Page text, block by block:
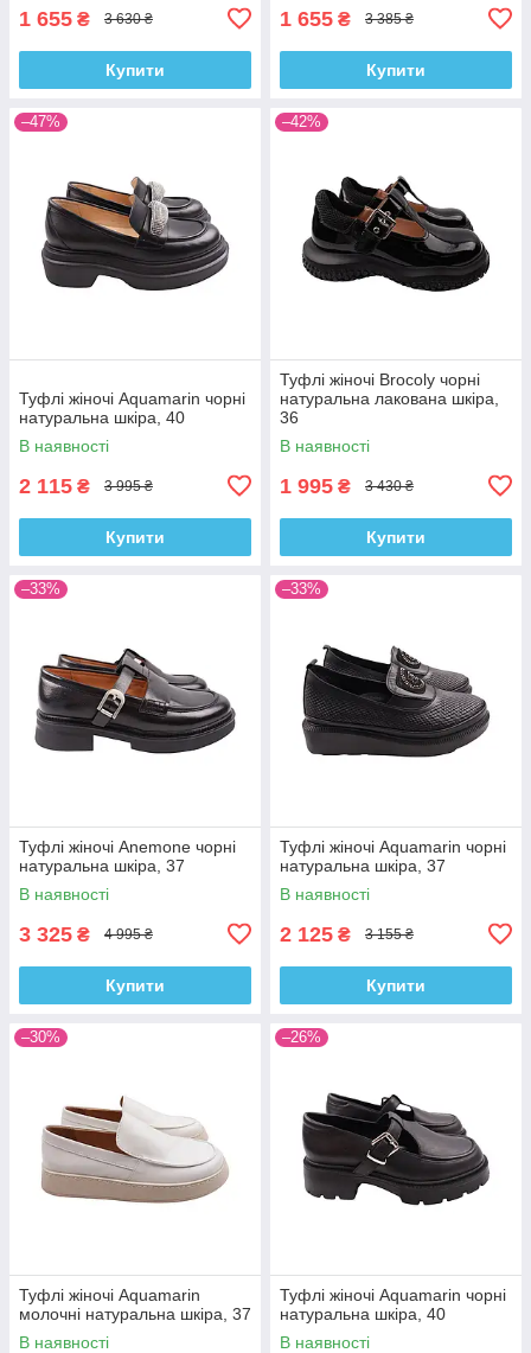
1 655 ₴ 3 630 ₴
Купити
1 655 ₴ 3 385 ₴
Купити
–47%
Туфлі жіночі Aquamarin чорні
натуральна шкіра, 40
В наявності
2 115 ₴ 3 995 ₴
Купити
–42%
Туфлі жіночі Brocoly чорні
натуральна лакована шкіра,
36
В наявності
1 995 ₴ 3 430 ₴
Купити
–33%
Туфлі жіночі Anemone чорні
натуральна шкіра, 37
В наявності
3 325 ₴ 4 995 ₴
Купити
–33%
Туфлі жіночі Aquamarin чорні
натуральна шкіра, 37
В наявності
2 125 ₴ 3 155 ₴
Купити
–30%
Туфлі жіночі Aquamarin
молочні натуральна шкіра, 37
В наявності
–26%
Туфлі жіночі Aquamarin чорні
натуральна шкіра, 40
В наявності